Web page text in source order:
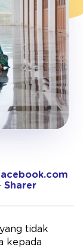
Sharer
tidak
kepada